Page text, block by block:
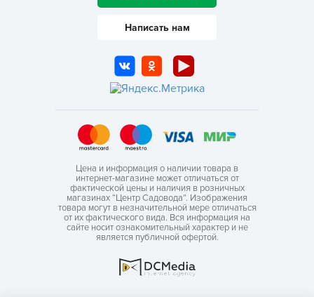
Написать нам
Цена и информация о наличии товара в
интернет-магазине может отличаться от
фактической цены и наличия в розничных
магазинах “Центр Садовода”. Изображения
товара могут в незначительной мере отличаться
от их фактического вида. Вся информация на
сайте носит ознакомительный характер и не
является публичной офертой.